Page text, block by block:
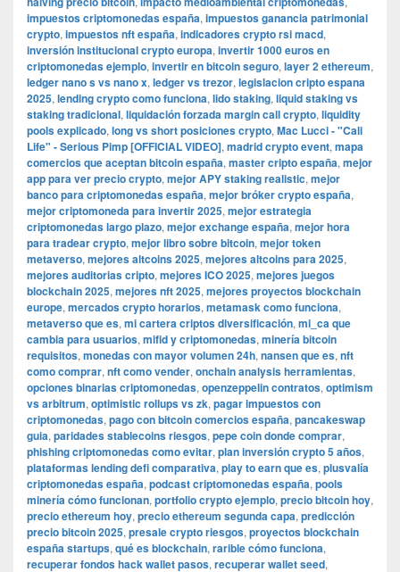
impuestos criptomonedas españa, impuestos ganancia patrimonial
crypto, impuestos nft españa, indicadores crypto rsi macd,
inversión institucional crypto europa, invertir 1000 euros en
criptomonedas ejemplo, invertir en bitcoin seguro, layer 2 ethereum,
ledger nano s vs nano x, ledger vs trezor, legislacion cripto espana
2025, lending crypto como funciona, lido staking, liquid staking vs
staking tradicional, liquidación forzada margin call crypto, liquidity
pools explicado, long vs short posiciones crypto, Mac Lucci - "Cali
Life" - Serious Pimp [OFFICIAL VIDEO], madrid crypto event, mapa
comercios que aceptan bitcoin españa, master cripto españa, mejor
app para ver precio crypto, mejor APY staking realistic, mejor
banco para criptomonedas españa, mejor bróker crypto españa,
mejor criptomoneda para invertir 2025, mejor estrategia
criptomonedas largo plazo, mejor exchange españa, mejor hora
para tradear crypto, mejor libro sobre bitcoin, mejor token
metaverso, mejores altcoins 2025, mejores altcoins para 2025,
mejores auditorias cripto, mejores ICO 2025, mejores juegos
blockchain 2025, mejores nft 2025, mejores proyectos blockchain
europe, mercados crypto horarios, metamask como funciona,
metaverso que es, mi cartera criptos diversificación, mi_ca que
cambia para usuarios, mifid y criptomonedas, minería bitcoin
requisitos, monedas con mayor volumen 24h, nansen que es, nft
como comprar, nft como vender, onchain analysis herramientas,
opciones binarias criptomonedas, openzeppelin contratos, optimism
vs arbitrum, optimistic rollups vs zk, pagar impuestos con
criptomonedas, pago con bitcoin comercios españa, pancakeswap
guia, paridades stablecoins riesgos, pepe coin donde comprar,
phishing criptomonedas como evitar, plan inversión crypto 5 años,
plataformas lending defi comparativa, play to earn que es, plusvalía
criptomonedas españa, podcast criptomonedas españa, pools
minería cómo funcionan, portfolio crypto ejemplo, precio bitcoin hoy,
precio ethereum hoy, precio ethereum segunda capa, predicción
precio bitcoin 2025, presale crypto riesgos, proyectos blockchain
españa startups, qué es blockchain, rarible cómo funciona,
recuperar fondos hack wallet pasos, recuperar wallet seed,